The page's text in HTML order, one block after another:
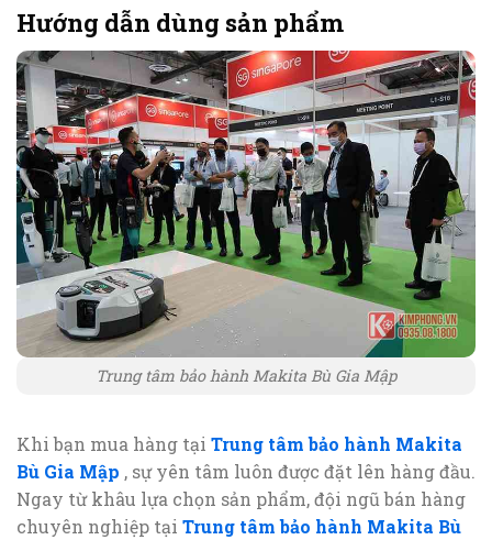
Hướng dẫn dùng sản phẩm
Trung tâm bảo hành Makita Bù Gia Mập
Khi bạn mua hàng tại Trung tâm bảo hành Makita
Bù Gia Mập , sự yên tâm luôn được đặt lên hàng đầu.
Ngay từ khâu lựa chọn sản phẩm, đội ngũ bán hàng
chuyên nghiệp tại Trung tâm bảo hành Makita Bù